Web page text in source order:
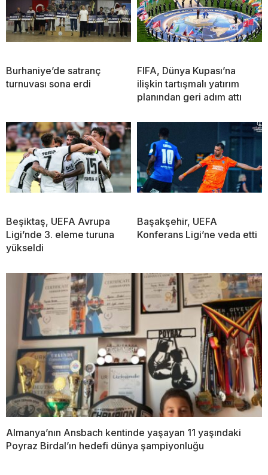
Burhaniye’de satranç
turnuvası sona erdi
FIFA, Dünya Kupası’na
ilişkin tartışmalı yatırım
planından geri adım attı
Beşiktaş, UEFA Avrupa
Ligi’nde 3. eleme turuna
yükseldi
Başakşehir, UEFA
Konferans Ligi’ne veda etti
Almanya’nın Ansbach kentinde yaşayan 11 yaşındaki
Poyraz Birdal’ın hedefi dünya şampiyonluğu